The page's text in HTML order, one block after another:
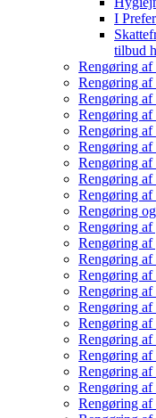
I
tilbud
Rengøring af
Rengøring
Rengøring af
Rengøring af
Rengøring af
Rengøring af
Rengøring
Rengøring af
Rengøring
Rengøring
Rengøring af
Rengøring
Rengøring af
Rengøring af
Rengøring af
Rengøring af
Rengøring af
Rengøring af
Rengøring
Rengøring
Rengøring af
Rengøring af